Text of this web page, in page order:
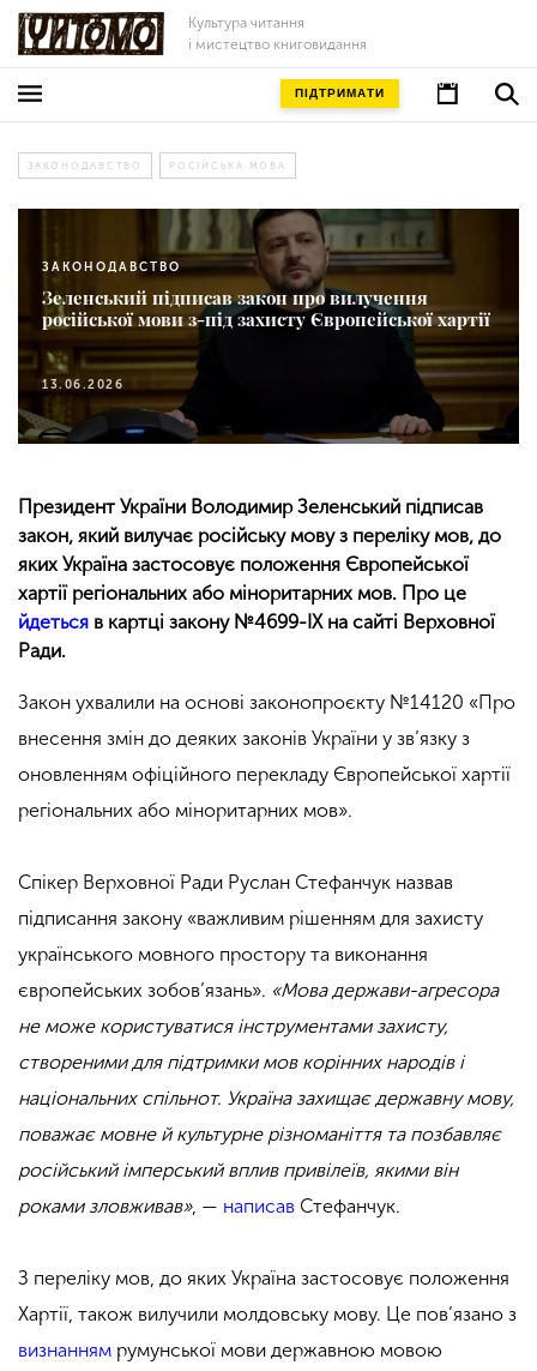
Культура читання
і мистецтво книговидання
ПІДТРИМАТИ
ЗАКОНОДАВСТВО РОСІЙСЬКА МОВА
ЗАКОНОДАВСТВО
Зеленський підписав закон про вилучення
російської мови з-під захисту Європейської хартії
13.06.2026
Президент України Володимир Зеленський підписав
закон, який вилучає російську мову з переліку мов, до
яких Україна застосовує положення Європейської
хартії регіональних або міноритарних мов. Про це
йдеться в картці закону №4699-IX на сайті Верховної
Ради.
Закон ухвалили на основі законопроєкту №14120 «Про
внесення змін до деяких законів України у зв’язку з
оновленням офіційного перекладу Європейської хартії
регіональних або міноритарних мов».
Спікер Верховної Ради Руслан Стефанчук назвав
підписання закону «важливим рішенням для захисту
українського мовного простору та виконання
європейських зобов’язань». «Мова держави-агресора
не може користуватися інструментами захисту,
створеними для підтримки мов корінних народів і
національних спільнот. Україна захищає державну мову,
поважає мовне й культурне різноманіття та позбавляє
російський імперський вплив привілеїв, якими він
роками зловживав», — написав Стефанчук.
З переліку мов, до яких Україна застосовує положення
Хартії, також вилучили молдовську мову. Це пов’язано з
визнанням румунської мови державною мовою